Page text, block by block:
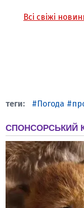
Всі свіжі
Погода